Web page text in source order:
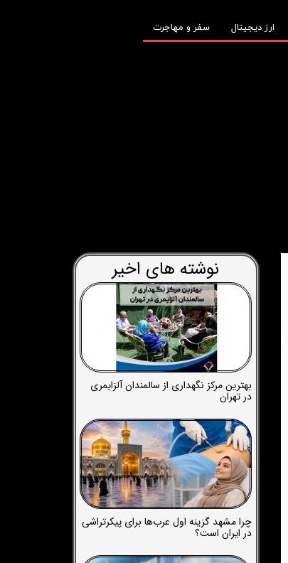
ارز دیجیتال سفر و مهاجرت
نوشته های اخیر
بهترین مرکز نگهداری از سالمندان آلزایمری
در تهران
چرا مشهد گزینه اول عرب‌ها برای پیکرتراشی
در ایران است؟